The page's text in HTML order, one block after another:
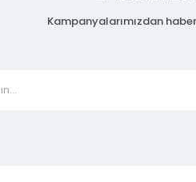
Kampanyalarımızdan